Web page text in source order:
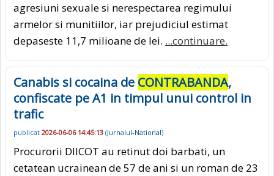
agresiuni sexuale si nerespectarea regimului
armelor si munitiilor, iar prejudiciul estimat
depaseste 11,7 milioane de lei. ...continuare.
Canabis si cocaina de CONTRABANDA,
confiscate pe A1 in timpul unui control in
trafic
publicat 2026-06-06 14:45:13 (Jurnalul-National)
Procurorii DIICOT au retinut doi barbati, un
cetatean ucrainean de 57 de ani si un roman de 23